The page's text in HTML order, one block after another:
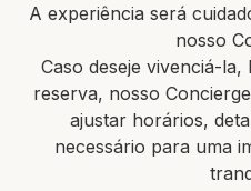
A experiência será
nosso
Caso deseje vivenciá-
reserva, nosso
ajustar horários,
necessário para uma